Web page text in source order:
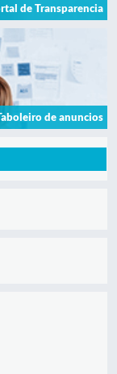
de Transparencia
de anuncios